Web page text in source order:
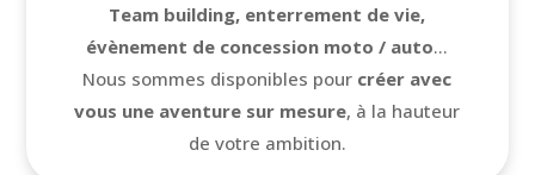
Team building, enterrement de vie,
évènement de concession moto / auto…
Nous sommes disponibles pour créer avec
vous une aventure sur mesure, à la hauteur
de votre ambition.